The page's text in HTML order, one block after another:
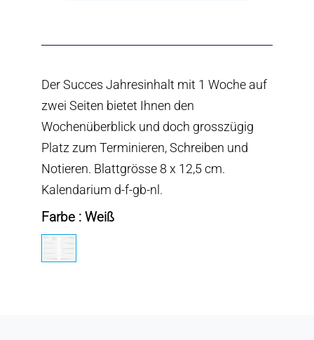
Der Succes Jahresinhalt mit 1 Woche auf
zwei Seiten bietet Ihnen den
Wochenüberblick und doch grosszügig
Platz zum Terminieren, Schreiben und
Notieren. Blattgrösse 8 x 12,5 cm.
Kalendarium d-f-gb-nl.
Farbe : Weiß